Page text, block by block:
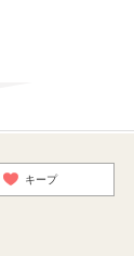
キープ